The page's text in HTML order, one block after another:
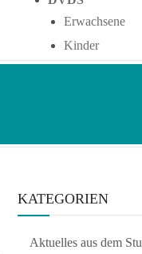
Erwachsene
Kinder
KATEGORIEN
Aktuelles aus dem